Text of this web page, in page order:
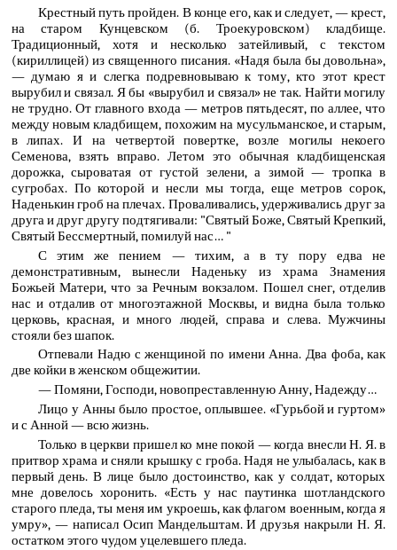
Крестный путь пройден. В конце его, как и следует, — крест,
на старом Кунцевском (б. Троекуровском) кладбище.
Традиционный, хотя и несколько затейливый, с текстом
(кириллицей) из священного писания. «Надя была бы довольна»,
— думаю я и слегка подревновываю к тому, кто этот крест
вырубил и связал. Я бы «вырубил и связал» не так. Найти могилу
не трудно. От главного входа — метров пятьдесят, по аллее, что
между новым кладбищем, похожим на мусульманское, и старым,
в липах. И на четвертой повертке, возле могилы некоего
Семенова, взять вправо. Летом это обычная кладбищенская
дорожка, сыроватая от густой зелени, а зимой — тропка в
сугробах. По которой и несли мы тогда, еще метров сорок,
Наденькин гроб на плечах. Проваливались, удерживались друг за
друга и друг другу подтягивали: "Святый Боже, Святый Крепкий,
Святый Бессмертный, помилуй нас… "
С этим же пением — тихим, а в ту пору едва не
демонстративным, вынесли Наденьку из храма Знамения
Божьей Матери, что за Речным вокзалом. Пошел снег, отделив
нас и отдалив от многоэтажной Москвы, и видна была только
церковь, красная, и много людей, справа и слева. Мужчины
стояли без шапок.
Отпевали Надю с женщиной по имени Анна. Два фоба, как
две койки в женском общежитии.
— Помяни, Господи, новопреставленную Анну, Надежду…
Лицо у Анны было простое, оплывшее. «Гурьбой и гуртом»
и с Анной — всю жизнь.
Только в церкви пришел ко мне покой — когда внесли Н. Я. в
притвор храма и сняли крышку с гроба. Надя не улыбалась, как в
первый день. В лице было достоинство, как у солдат, которых
мне довелось хоронить. «Есть у нас паутинка шотландского
старого пледа, ты меня им укроешь, как флагом военным, когда я
умру», — написал Осип Мандельштам. И друзья накрыли Н. Я.
остатком этого чудом уцелевшего пледа.